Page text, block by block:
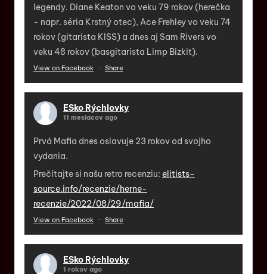
legendy. Diane Keaton vo veku 79 rokov (herečka
- napr. séria Krstný otec), Ace Frehley vo veku 74
rokov (gitarista KISS) a dnes aj Sam Rivers vo
veku 48 rokov (basgitarista Limp Bizkit).
View on Facebook · Share
ESko Rýchlovky
11 mesiacov ago
Prvá Mafia dnes oslavuje 23 rokov od svojho
vydania.
Prečítajte si našu retro recenziu: elitists-
source.info/recenzie/herne-
recenzie/2022/08/29/mafia/
View on Facebook · Share
ESko Rýchlovky
1 rokov ago